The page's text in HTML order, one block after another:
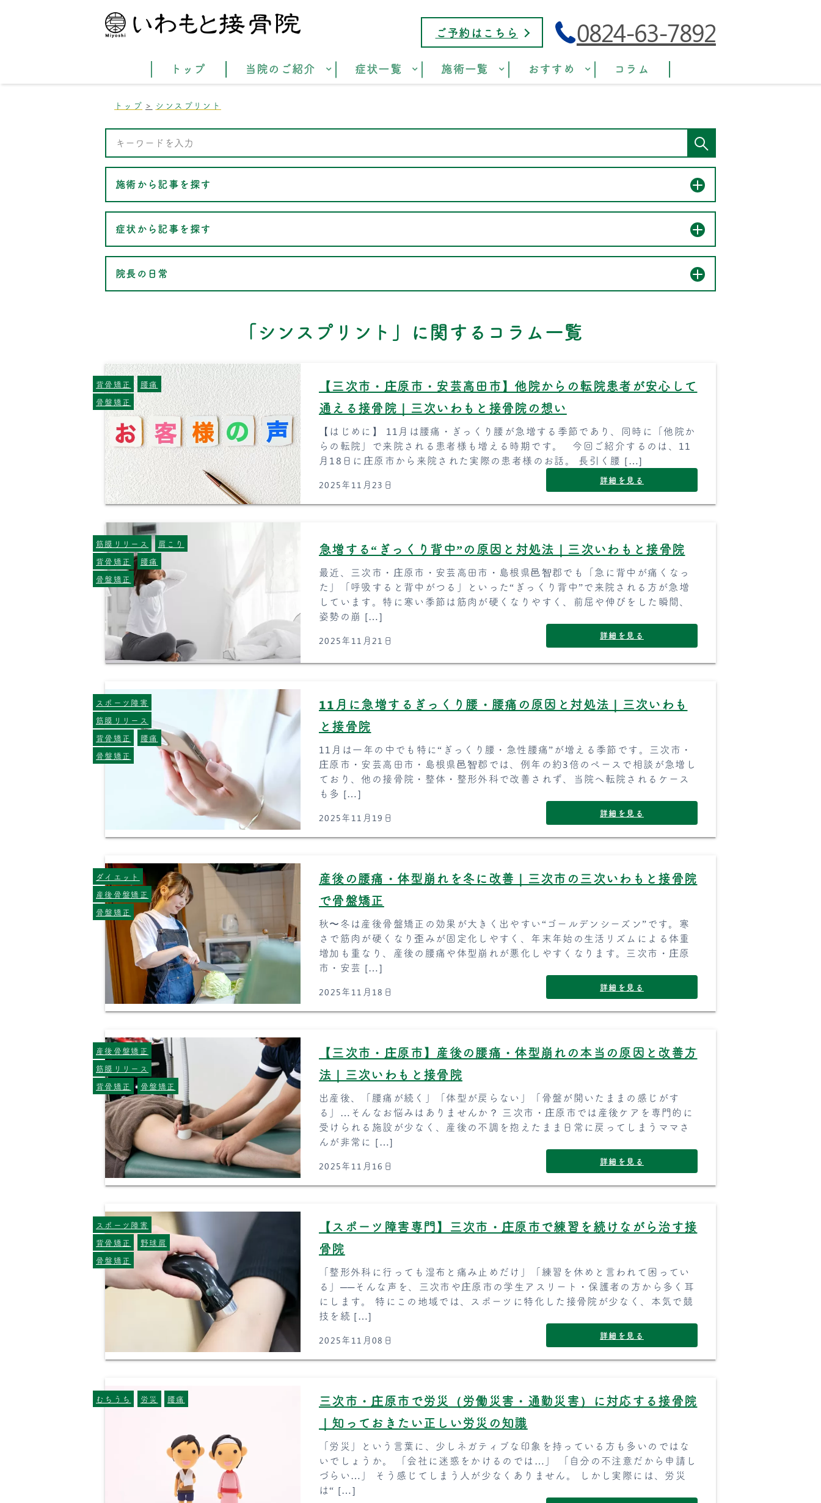
ご予約はこちら 0824-63-7892
トップ 当院のご紹介 症状一覧 施術一覧 おすすめ コラム
トップ シンスプリント
施術から記事を探す
症状から記事を探す
院長の日常
「シンスプリント」に関するコラム一覧
【三次市・庄原市・安芸高田市】他院からの転院患者が安心して
通える接骨院｜三次いわもと接骨院の想い
【はじめに】 11月は腰痛・ぎっくり腰が急増する季節であり、同時に「他院か
らの転院」で来院される患者様も増える時期です。 今回ご紹介するのは、11
月18日に庄原市から来院された実際の患者様のお話。 長引く腰 […]
2025年11月23日 詳細を見る
背骨矯正
腰痛
骨盤矯正
急増する“ぎっくり背中”の原因と対処法｜三次いわもと接骨院
最近、三次市・庄原市・安芸高田市・島根県邑智郡でも「急に背中が痛くなっ
た」「呼吸すると背中がつる」といった“ぎっくり背中”で来院される方が急増
しています。特に寒い季節は筋肉が硬くなりやすく、前屈や伸びをした瞬間、
姿勢の崩 […]
2025年11月21日 詳細を見る
筋膜リリース
肩こり
背骨矯正
腰痛
骨盤矯正
11月に急増するぎっくり腰・腰痛の原因と対処法｜三次いわも
と接骨院
11月は一年の中でも特に“ぎっくり腰・急性腰痛”が増える季節です。三次市・
庄原市・安芸高田市・島根県邑智郡では、例年の約3倍のペースで相談が急増し
ており、他の接骨院・整体・整形外科で改善されず、当院へ転院されるケース
も多 […]
2025年11月19日 詳細を見る
スポーツ障害
筋膜リリース
背骨矯正
腰痛
骨盤矯正
産後の腰痛・体型崩れを冬に改善｜三次市の三次いわもと接骨院
で骨盤矯正
秋〜冬は産後骨盤矯正の効果が大きく出やすい“ゴールデンシーズン”です。寒
さで筋肉が硬くなり歪みが固定化しやすく、年末年始の生活リズムによる体重
増加も重なり、産後の腰痛や体型崩れが悪化しやすくなります。三次市・庄原
市・安芸 […]
2025年11月18日 詳細を見る
ダイエット
産後骨盤矯正
骨盤矯正
【三次市・庄原市】産後の腰痛・体型崩れの本当の原因と改善方
法｜三次いわもと接骨院
出産後、「腰痛が続く」「体型が戻らない」「骨盤が開いたままの感じがす
る」…そんなお悩みはありませんか？ 三次市・庄原市では産後ケアを専門的に
受けられる施設が少なく、産後の不調を抱えたまま日常に戻ってしまうママさ
んが非常に […]
2025年11月16日 詳細を見る
産後骨盤矯正
筋膜リリース
背骨矯正
骨盤矯正
【スポーツ障害専門】三次市・庄原市で練習を続けながら治す接
骨院
「整形外科に行っても湿布と痛み止めだけ」「練習を休めと言われて困ってい
る」──そんな声を、三次市や庄原市の学生アスリート・保護者の方から多く耳
にします。 特にこの地域では、スポーツに特化した接骨院が少なく、本気で競
技を続 […]
2025年11月08日 詳細を見る
スポーツ障害
背骨矯正
野球肩
骨盤矯正
三次市・庄原市で労災（労働災害・通勤災害）に対応する接骨院
｜知っておきたい正しい労災の知識
「労災」という言葉に、少しネガティブな印象を持っている方も多いのではな
いでしょうか。 「会社に迷惑をかけるのでは…」 「自分の不注意だから申請し
づらい…」 そう感じてしまう人が少なくありません。 しかし実際には、労災
は“ […]
むちうち 労災 腰痛